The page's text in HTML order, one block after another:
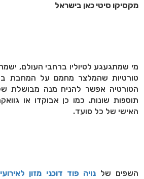
מקסיקו סיטי כאן בישראל
מי שמתגעגע לטיוליו ברחבי העולם,
טורטיות שהמלצר מחמם על המחבת
הטורטיה אפשר להניח מנה מבושלת
תוספות שונות. כמו כן אבוקדו או
האישי של כל סועד.
השפים של נויה פוד דוכני מזון לאירועים